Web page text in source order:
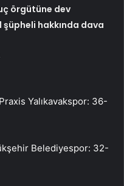
örgütüne dev
şüpheli hakkında dava
Yalıkavakspor: 36-
Belediyespor: 32-